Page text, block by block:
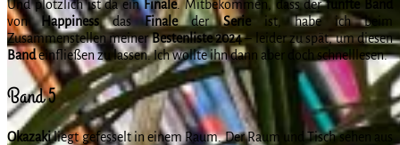
Und plötzlich ist da einFinale. Mitbekommen, dass derfünfte Band
vonHappinessdasFinalederSerieist, habe ich beim
Zusammenstellen meinerBestenliste 2024– leider zu spät, um diesen
Bandeinfließen zu lassen. Ich wollte ihn dann aber doch schnelllesen.
Band 5
Okazakiliegt gefesselt in einem Raum. Der Raum und Tisch sehen aus